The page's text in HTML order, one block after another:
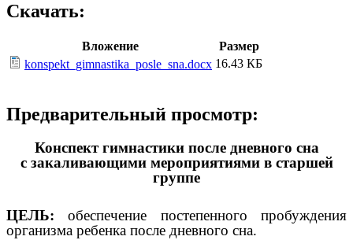
Скачать:
Вложение
Размер
konspekt_gimnastika_posle_sna.docx 16.43 КБ
Предварительный просмотр:
Конспект гимнастики после дневного сна
с закаливающими мероприятиями в старшей
группе
ЦЕЛЬ: обеспечение постепенного пробуждения
организма ребенка после дневного сна.